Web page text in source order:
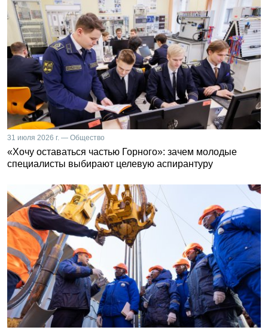
31 июля 2026 г. — Общество
«Хочу оставаться частью Горного»: зачем молодые
специалисты выбирают целевую аспирантуру